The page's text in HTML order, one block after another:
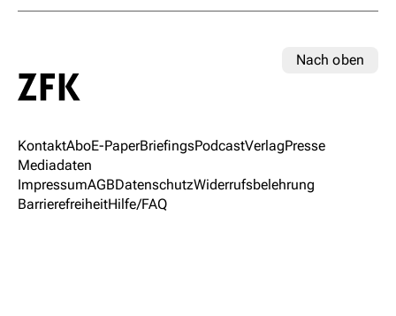
Nach oben
KontaktAboE-PaperBriefingsPodcastVerlagPresse
Mediadaten
ImpressumAGBDatenschutzWiderrufsbelehrung
BarrierefreiheitHilfe/FAQ